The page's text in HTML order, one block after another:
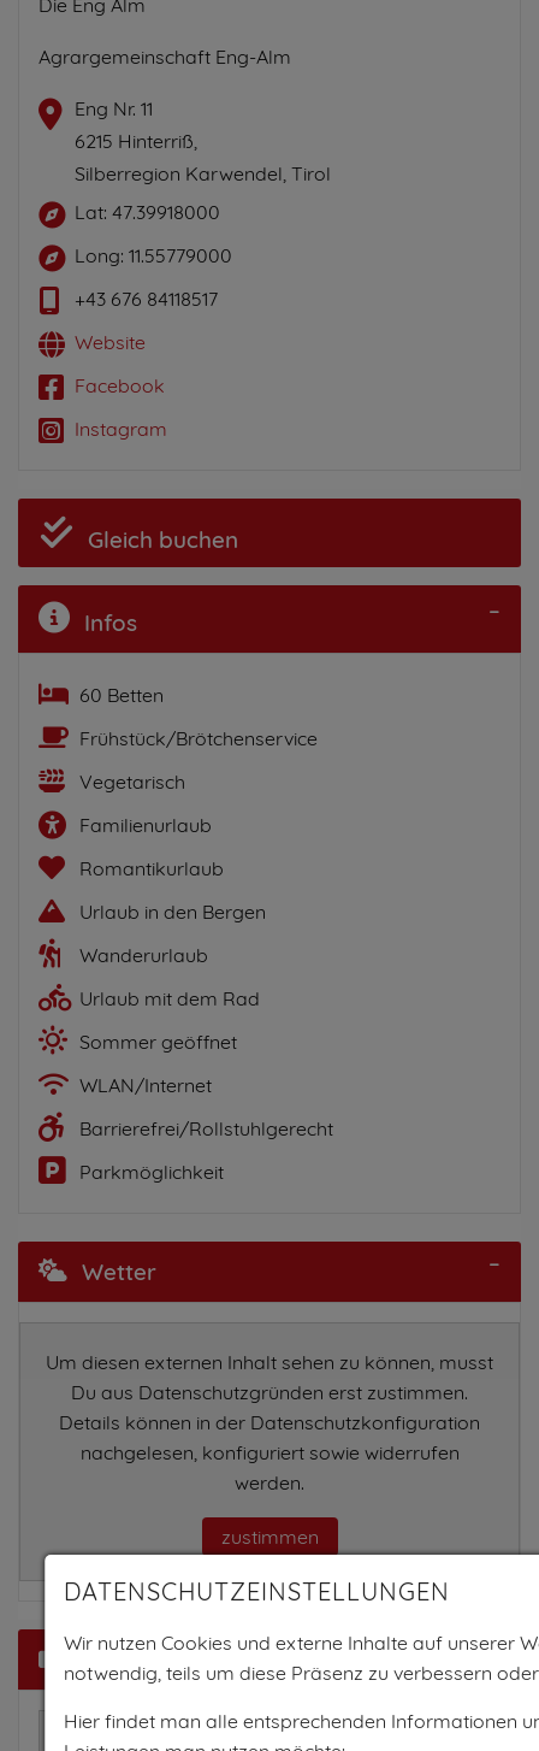
Die Eng Alm
Agrargemeinschaft Eng-Alm
Eng Nr. 11
6215 Hinterriß,
Silberregion Karwendel, Tirol
Lat: 47.39918000
Long: 11.55779000
+43 676 84118517
Website
Facebook
Instagram
Gleich buchen
Infos
60 Betten
Frühstück/Brötchenservice
Vegetarisch
Familienurlaub
Romantikurlaub
Urlaub in den Bergen
Wanderurlaub
Urlaub mit dem Rad
Sommer geöffnet
WLAN/Internet
Barrierefrei/Rollstuhlgerecht
Parkmöglichkeit
Wetter
Um diesen externen Inhalt sehen zu können, musst
Du aus Datenschutzgründen erst zustimmen.
Details können in der Datenschutzkonfiguration
nachgelesen, konfiguriert sowie widerrufen
werden.
zustimmen
Video
DATENSCHUTZEINSTELLUNGEN
Wir nutzen Cookies und externe Inhalte auf unserer
notwendig, teils um diese Präsenz zu verbessern
Hier findet man alle entsprechenden Informationen